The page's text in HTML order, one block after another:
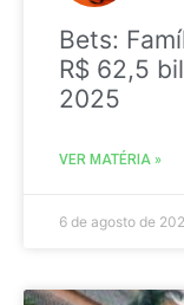
Bets:
R$ 62,5
2025
VER MATÉRIA »
6 de agosto de